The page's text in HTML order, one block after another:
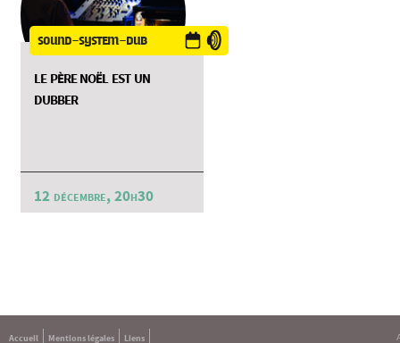
sound-system-dub
le père noël est un
dubber
12 décembre, 20h30
Accueil Mentions légales
Liens